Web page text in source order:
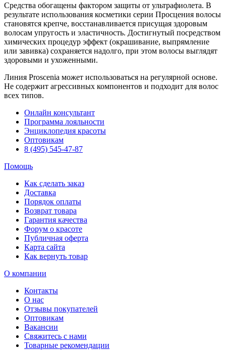
Средства обогащены фактором защиты от ультрафиолета. В
результате использования косметики серии Просцения волосы
становятся крепче, восстанавливается присущая здоровым
волосам упругость и эластичность. Достигнутый посредством
химических процедур эффект (окрашивание, выпрямление
или завивка) сохраняется надолго, при этом волосы выглядят
здоровыми и ухоженными.
Линия Proscenia может использоваться на регулярной основе.
Не содержит агрессивных компонентов и подходит для волос
всех типов.
Онлайн консультант
Программа лояльности
Энциклопедия красоты
Оптовикам
8 (495) 545-47-87
Помощь
Как сделать заказ
Доставка
Порядок оплаты
Возврат товара
Гарантия качества
Форум о красоте
Публичная оферта
Карта сайта
Как вернуть товар
О компании
Контакты
О нас
Отзывы покупателей
Оптовикам
Вакансии
Свяжитесь с нами
Товарные рекомендации